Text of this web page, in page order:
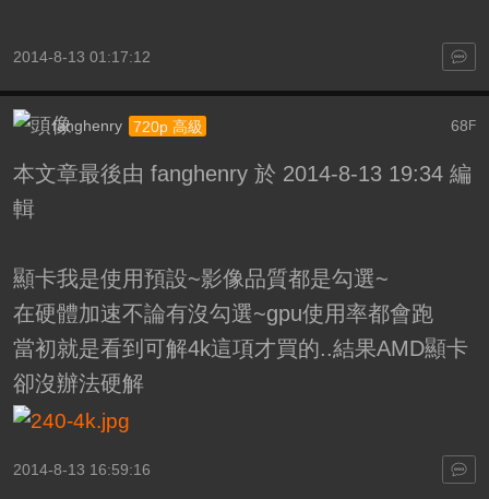
2014-8-13 01:17:12
68 F
fanghenry 720p 高級
本文章最後由 fanghenry 於 2014-8-13 19:34 編
輯
顯卡我是使用預設~影像品質都是勾選~
在硬體加速不論有沒勾選~gpu使用率都會跑
當初就是看到可解4k這項才買的..結果AMD顯卡
卻沒辦法硬解
2014-8-13 16:59:16